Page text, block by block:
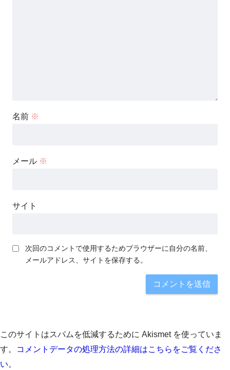
名前 ※
メール ※
サイト
次回のコメントで使用するためブラウザーに自分の名前、
メールアドレス、サイトを保存する。
このサイトはスパムを低減するために Akismet を使っていま
す。
コメントデータの処理方法の詳細はこちらをご覧くださ
い。